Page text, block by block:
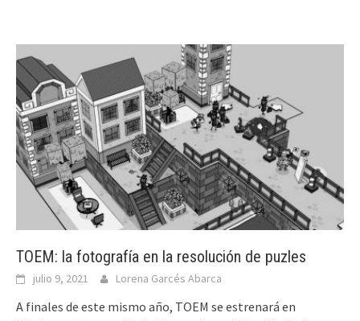
TOEM: la fotografía en la resolución de puzles
julio 9, 2021 Lorena Garcés Abarca
A finales de este mismo año, TOEM se estrenará en